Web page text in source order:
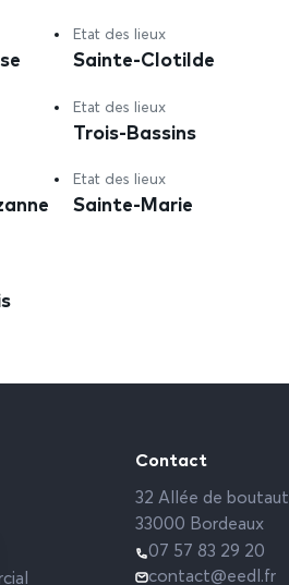
Etat des lieux
Sainte-Clotilde
Etat des lieux
Trois-Bassins
Etat des lieux
Sainte-Marie
Contact
32 Allée de boutaut
33000 Bordeaux
07 57 83 29 20
contact@eedl.fr